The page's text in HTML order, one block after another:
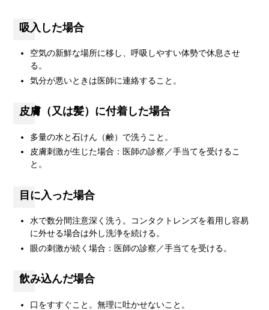
吸入した場合
空気の新鮮な場所に移し、呼吸しやすい体勢で休息させ
る。
気分が悪いときは医師に連絡すること。
皮膚（又は髪）に付着した場合
多量の水と石けん（鹸）で洗うこと。
皮膚刺激が生じた場合：医師の診察／手当てを受けるこ
と。
目に入った場合
水で数分間注意深く洗う。コンタクトレンズを着用し容易
に外せる場合は外し洗浄を続ける。
眼の刺激が続く場合：医師の診察／手当てを受ける。
飲み込んだ場合
口をすすぐこと。無理に吐かせないこと。